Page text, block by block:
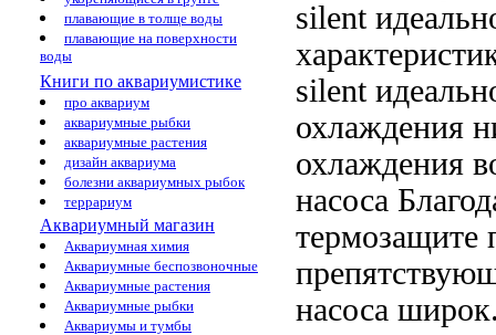
плавающие в толще воды
плавающие на поверхности
воды
Книги по аквариумистике
про аквариум
аквариумные рыбки
аквариумные растения
дизайн аквариума
болезни аквариумных рыбок
террариум
Аквариумный магазин
Аквариумная химия
Аквариумные беспозвоночные
Аквариумные растения
Аквариумные рыбки
Аквариумы и тумбы
silent
silent
охлаждения
охлаждения
насоса
термозащите
насоса